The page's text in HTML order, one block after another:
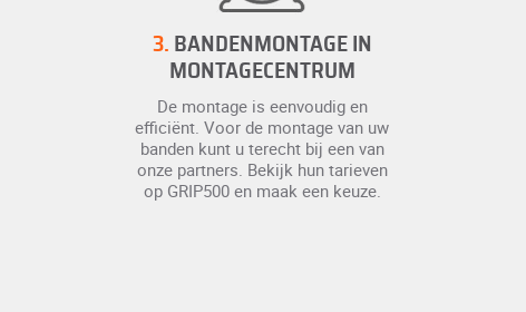
3. BANDENMONTAGE IN
MONTAGECENTRUM
De montage is eenvoudig en
efficiënt. Voor de montage van uw
banden kunt u terecht bij een van
onze partners. Bekijk hun tarieven
op GRIP500 en maak een keuze.